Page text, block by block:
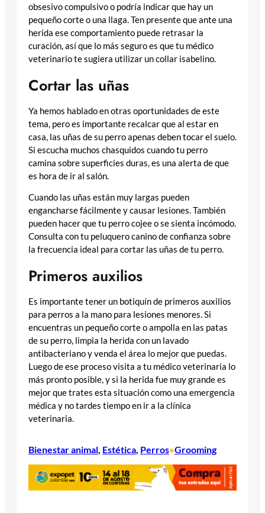
obsesivo compulsivo o podría indicar que hay un
pequeño corte o una llaga. Ten presente que ante una
herida ese comportamiento puede retrasar la
curación, así que lo más seguro es que tu médico
veterinario te sugiera utilizar un collar isabelino.
Cortar las uñas
Ya hemos hablado en otras oportunidades de este
tema, pero es importante recalcar que al estar en
casa, las uñas de su perro apenas deben tocar el suelo.
Si escucha muchos chasquidos cuando tu perro
camina sobre superficies duras, es una alerta de que
es hora de ir al salón.
Cuando las uñas están muy largas pueden
engancharse fácilmente y causar lesiones. También
pueden hacer que tu perro cojee o se sienta incómodo.
Consulta con tu peluquero canino de confianza sobre
la frecuencia ideal para cortar las uñas de tu perro.
Primeros auxilios
Es importante tener un botiquín de primeros auxilios
para perros a la mano para lesiones menores. Si
encuentras un pequeño corte o ampolla en las patas
de su perro, limpia la herida con un lavado
antibacteriano y venda el área lo mejor que puedas.
Luego de ese proceso visita a tu médico veterinaria lo
más pronto posible, y si la herida fue muy grande es
mejor que trates esta situación como una emergencia
médica y no tardes tiempo en ir a la clínica
veterinaria.
Bienestar animal Estética Perros•Grooming